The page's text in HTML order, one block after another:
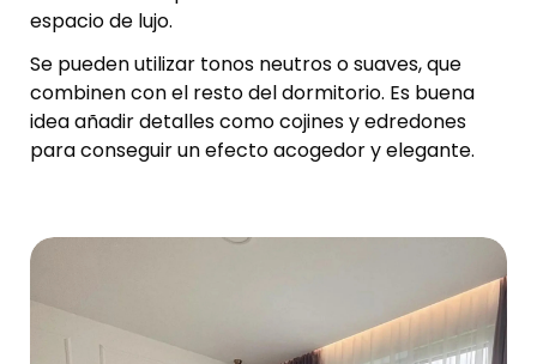
espacio de lujo.
Se pueden utilizar tonos neutros o suaves, que
combinen con el resto del dormitorio. Es buena
idea añadir detalles como cojines y edredones
para conseguir un efecto acogedor y elegante.